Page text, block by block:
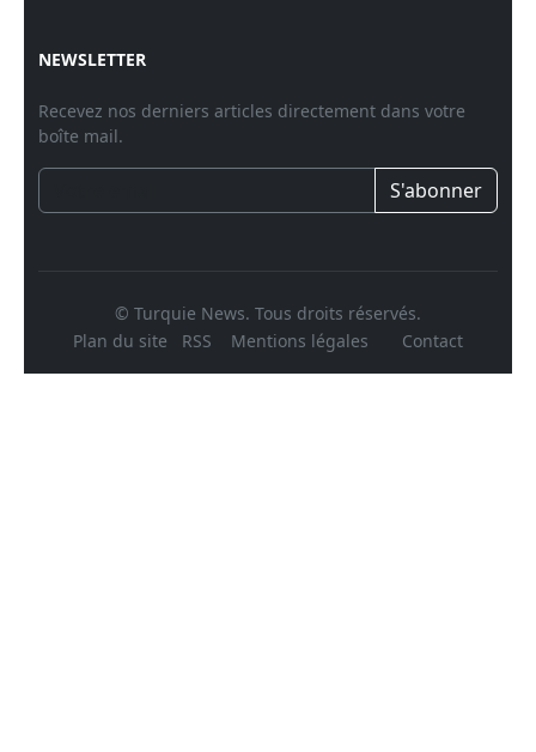
NEWSLETTER
Recevez nos derniers articles directement dans votre
boîte mail.
S'abonner
© Turquie News. Tous droits réservés.
Plan du site
RSS Mentions légales Contact